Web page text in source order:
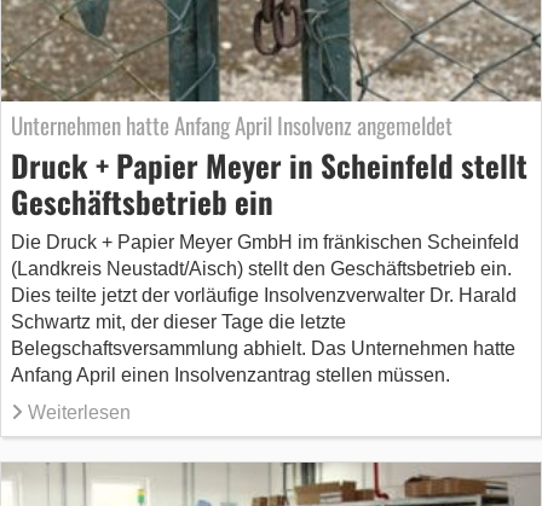
Unternehmen hatte Anfang April Insolvenz angemeldet
Druck + Papier Meyer in Scheinfeld stellt
Geschäftsbetrieb ein
Die Druck + Papier Meyer GmbH im fränkischen Scheinfeld
(Landkreis Neustadt/Aisch) stellt den Geschäftsbetrieb ein.
Dies teilte jetzt der vorläufige Insolvenzverwalter Dr. Harald
Schwartz mit, der dieser Tage die letzte
Belegschaftsversammlung abhielt. Das Unternehmen hatte
Anfang April einen Insolvenzantrag stellen müssen.
Weiterlesen